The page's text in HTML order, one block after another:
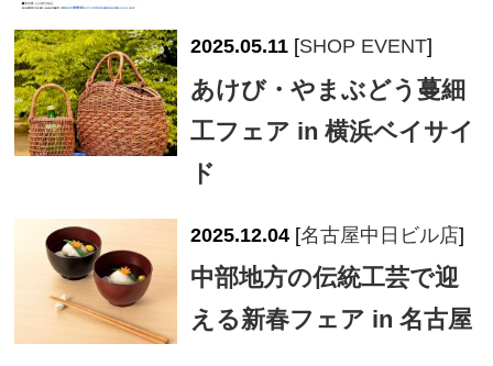
2025.05.11 [SHOP EVENT]
あけび・やまぶどう蔓細
工フェア in 横浜ベイサイ
ド
2025.12.04 [名古屋中日ビル店]
中部地方の伝統工芸で迎
える新春フェア in 名古屋